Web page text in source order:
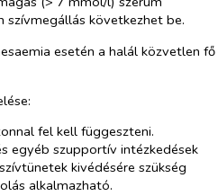
szívmegállás következhet be.
esetén a halál közvetlen fő
fel kell függeszteni.
egyéb szupportív intézkedések
kivédésére szükség
alkalmazható.